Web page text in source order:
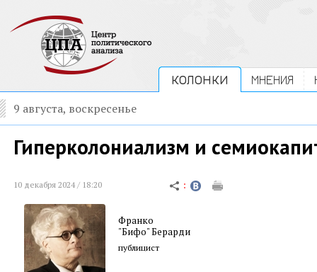
КОЛОНКИ МНЕНИЯ
9 августа, воскресенье
Гиперколониализм и
10 декабря 2024 / 18:20
Франко
"Бифо" Берарди
публицист